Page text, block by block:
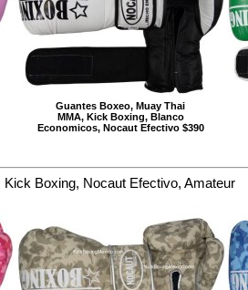
Guantes Boxeo, Muay Thai
MMA, Kick Boxing, Blanco
Economicos, Nocaut Efectivo $390
Boxing, Nocaut Efectivo, Amateur